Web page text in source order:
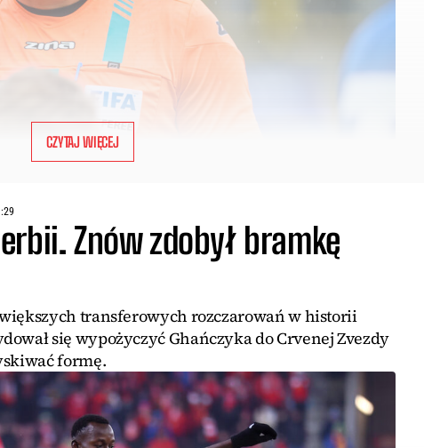
CZYTAJ WIĘCEJ
Znów zdobył bramkę
transferowych rozczarowań w historii
się wypożyczyć Ghańczyka do Crvenej Zvezdy
formę.